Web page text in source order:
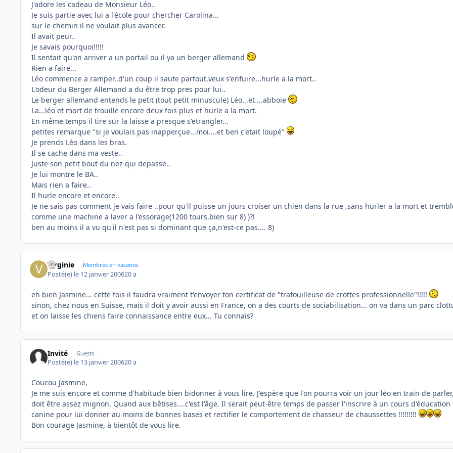
J'adore les cadeau de Monsieur Léo..
Je suis partie avec lui a l'école pour chercher Carolina...
sur le chemin il ne voulait plus avancer.
Il avait peur..
Je savais pourquoi!!!!!
Il sentait qu'on arriver a un portail ou il ya un berger allemand
Rien a faire...
Léo commence a ramper..d'un coup il saute partout,veux s'enfuire...hurle a la mort..
L'odeur du Berger Allemand a du être trop pres pour lui..
Le berger allemand entends le petit (tout petit minuscule) Léo...et ...abboie
La...léo et mort de trouille encore deux fois plus et hurle a la mort.
En même temps il tire sur la laisse a presque s'etrangler...
petites remarque "si je voulais pas inapperçue...moi....et ben c'etait loupé"
Je prends Léo dans les bras.
Il se cache dans ma veste..
Juste son petit bout du nez qui depasse..
Je lui montre le BA..
Mais rien a faire..
Il hurle encore et encore..
Je ne sais pas comment je vais faire ..pour qu'il puisse un jours croiser un chien dans la rue ,sans hurler a la mort et
comme une machine a laver a l'essorage(1200 tours,bien sur 8) )?!
ben au moins il a vu qu'il n'est pas si dominant que ça,n'est-ce pas.... 8)
Virginie Membres en vacance
Posté(e) le 12 janvier 200620 a
eh bien Jasmine... cette fois il faudra vraiment t'envoyer ton certificat de "trafouilleuse de crottes professionnelle"!!!!!
sinon, chez nous en Suisse, mais il doit y avoir aussi en France, on a des courts de sociabilisation... on va dans un parc
et on laisse les chiens faire connaissance entre eux... Tu connais?
Invité Guests
Posté(e) le 13 janvier 200620 a
Coucou Jasmine,
Je me suis encore et comme d'habitude bien bidonner à vous lire. J'espère que l'on pourra voir un jour léo en train de
doit être assez mignon. Quand aux bêtises....c'est l'âge. Il serait peut-être temps de passer l'inscrire à un cours d'éducation
canine pour lui donner au moins de bonnes bases et rectifier le comportement de chasseur de chaussettes !!!!!!!!!
Bon courage Jasmine, à bientôt de vous lire.